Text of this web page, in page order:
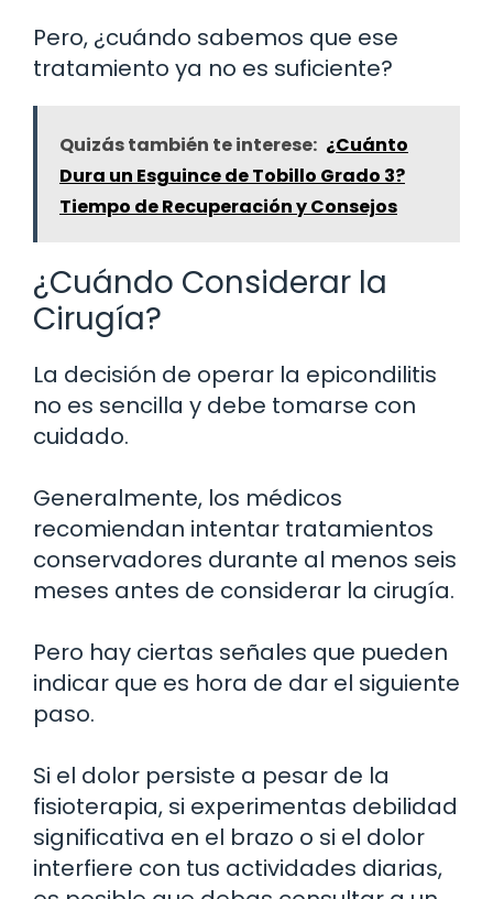
Pero, ¿cuándo sabemos que ese
tratamiento ya no es suficiente?
Quizás también te interese: ¿Cuánto
Dura un Esguince de Tobillo Grado 3?
Tiempo de Recuperación y Consejos
¿Cuándo Considerar la
Cirugía?
La decisión de operar la epicondilitis
no es sencilla y debe tomarse con
cuidado.
Generalmente, los médicos
recomiendan intentar tratamientos
conservadores durante al menos seis
meses antes de considerar la cirugía.
Pero hay ciertas señales que pueden
indicar que es hora de dar el siguiente
paso.
Si el dolor persiste a pesar de la
fisioterapia, si experimentas debilidad
significativa en el brazo o si el dolor
interfiere con tus actividades diarias,